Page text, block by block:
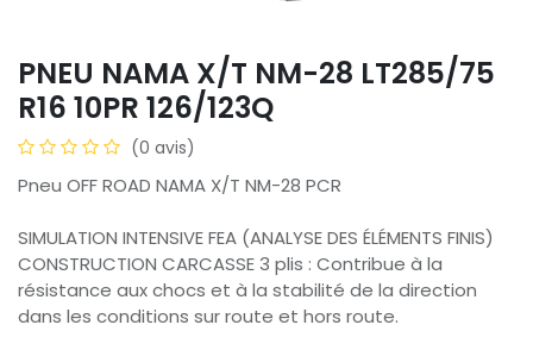
PNEU NAMA X/T NM-28 LT285/75
R16 10PR 126/123Q
(0 avis)
Pneu OFF ROAD NAMA X/T NM-28 PCR
SIMULATION INTENSIVE FEA (ANALYSE DES ÉLÉMENTS FINIS)
CONSTRUCTION CARCASSE 3 plis : Contribue à la
résistance aux chocs et à la stabilité de la direction
dans les conditions sur route et hors route.